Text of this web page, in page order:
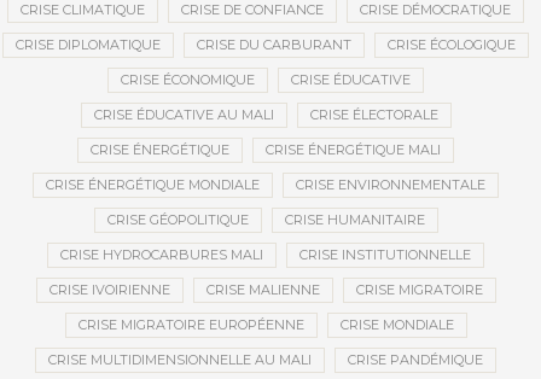
CRISE CLIMATIQUE CRISE DE CONFIANCE CRISE DÉMOCRATIQUE
CRISE DIPLOMATIQUE CRISE DU CARBURANT CRISE ÉCOLOGIQUE
CRISE ÉCONOMIQUE CRISE ÉDUCATIVE
CRISE ÉDUCATIVE AU MALI CRISE ÉLECTORALE
CRISE ÉNERGÉTIQUE CRISE ÉNERGÉTIQUE MALI
CRISE ÉNERGÉTIQUE MONDIALE CRISE ENVIRONNEMENTALE
CRISE GÉOPOLITIQUE CRISE HUMANITAIRE
CRISE HYDROCARBURES MALI CRISE INSTITUTIONNELLE
CRISE IVOIRIENNE CRISE MALIENNE CRISE MIGRATOIRE
CRISE MIGRATOIRE EUROPÉENNE CRISE MONDIALE
CRISE MULTIDIMENSIONNELLE AU MALI CRISE PANDÉMIQUE